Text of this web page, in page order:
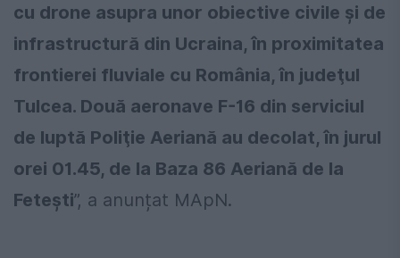
cu drone asupra unor obiective civile şi de
infrastructură din Ucraina, în proximitatea
frontierei fluviale cu România, în judeţul
Tulcea. Două aeronave F-16 din serviciul
de luptă Poliţie Aeriană au decolat, în jurul
orei 01.45, de la Baza 86 Aeriană de la
Feteşti”, a anunțat MApN.